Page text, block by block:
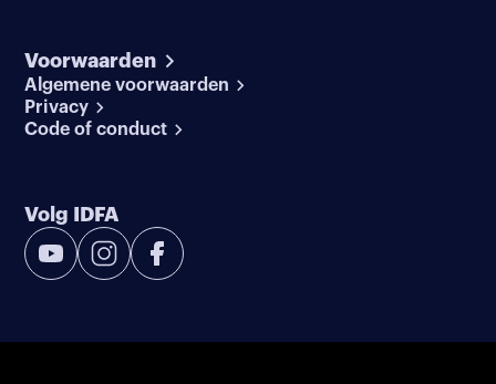
Voorwaarden
Algemene voorwaarden
Privacy
Code of conduct
Volg IDFA